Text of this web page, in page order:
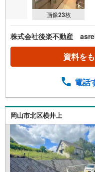
画像23枚
株式会社後楽不動産
資料を
電話
岡山市北区横井上